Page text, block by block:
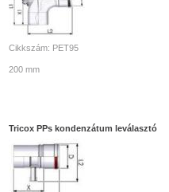
Cikkszám: PET95
200 mm
Tricox PPs kondenzátum leválasztó